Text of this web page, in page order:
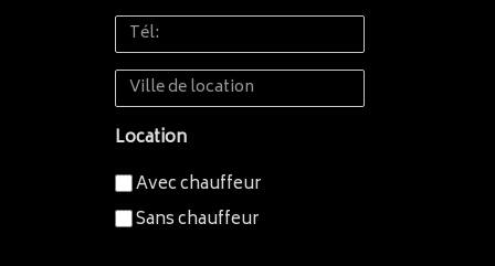
Tél:
Ville
de
location
Location
Avec chauffeur
Sans chauffeur